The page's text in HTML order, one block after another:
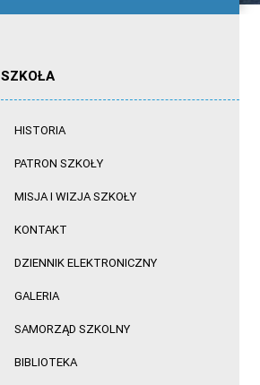
SZKOŁA
HISTORIA
PATRON SZKOŁY
MISJA I WIZJA SZKOŁY
KONTAKT
DZIENNIK ELEKTRONICZNY
GALERIA
SAMORZĄD SZKOLNY
BIBLIOTEKA